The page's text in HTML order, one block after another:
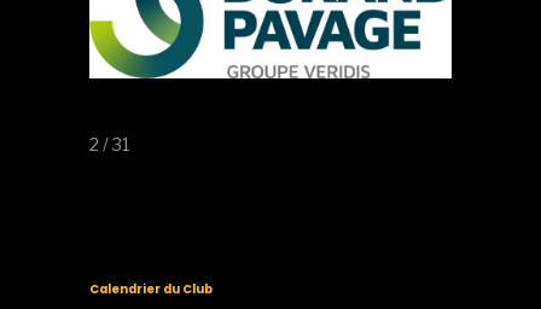
2 / 31
Calendrier du Club